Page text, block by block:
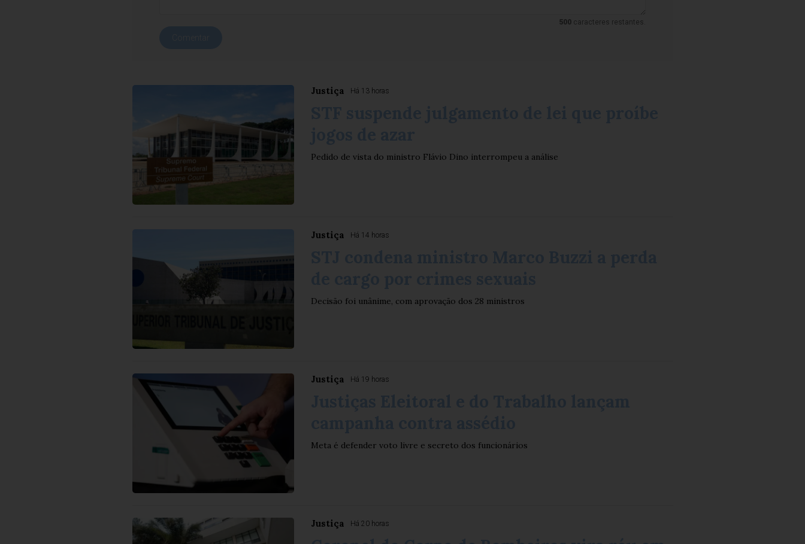
500 caracteres restantes.
Justiça Há 13 horas
Pedido de vista do ministro Flávio Dino interrompeu a análise
Justiça Há 14 horas
Decisão foi unânime, com aprovação dos 28 ministros
Justiça Há 19 horas
Meta é defender voto livre e secreto dos funcionários
Justiça Há 20 horas